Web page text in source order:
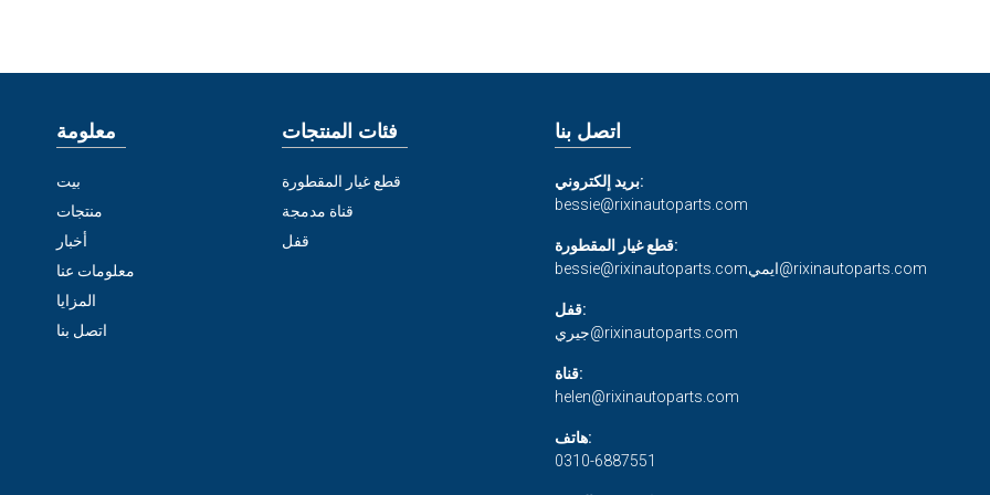
معلومة
بيت
منتجات
أخبار
معلومات عنا
المزايا
اتصل بنا
فئات المنتجات
قطع غيار المقطورة
قناة مدمجة
قفل
اتصل بنا
بريد إلكتروني:
bessie@rixinautoparts.com
قطع غيار المقطورة:
bessie@rixinautoparts.com
ايمي@rixinautoparts.com
قفل:
جيري@rixinautoparts.com
قناة:
helen@rixinautoparts.com
هاتف:
0310-6887551